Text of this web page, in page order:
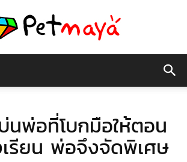
มายา
นพ่อที่โบกมือให้ตอน
เรียน พ่อจึงจัดพิเศษ